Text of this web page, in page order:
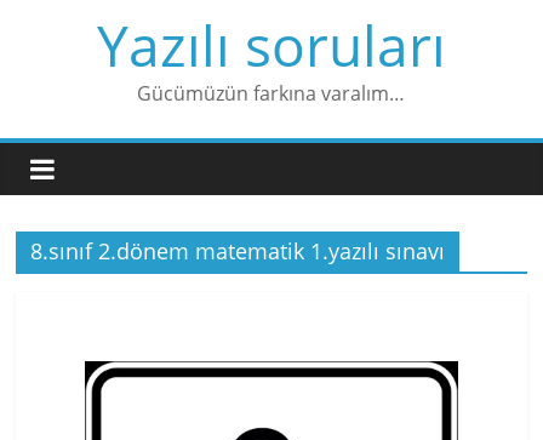
Yazılı soruları
Gücümüzün farkına varalım…
8.sınıf 2.dönem matematik 1.yazılı sınavı